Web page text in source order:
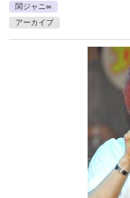
関ジャニ∞
アーカイブ